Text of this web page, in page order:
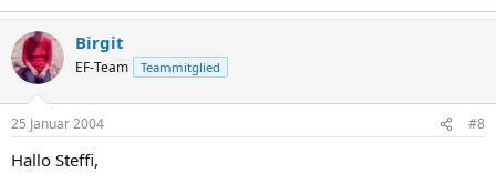
Birgit
EF-Team Teammitglied
25 Januar 2004 #8
Hallo Steffi,